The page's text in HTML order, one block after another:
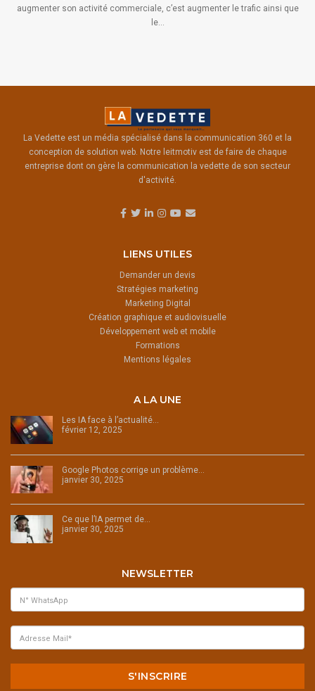
augmenter son activité commerciale, c’est augmenter le trafic ainsi que
le...
La Vedette est un média spécialisé dans la communication 360 et la
conception de solution web. Notre leitmotiv est de faire de chaque
entreprise dont on gère la communication la vedette de son secteur
d'activité.
LIENS UTILES
Demander un devis
Stratégies marketing
Marketing Digital
Création graphique et audiovisuelle
Développement web et mobile
Formations
Mentions légales
A LA UNE
Les IA face à l’actualité…
février 12, 2025
Google Photos corrige un problème…
janvier 30, 2025
Ce que l’IA permet de…
janvier 30, 2025
NEWSLETTER